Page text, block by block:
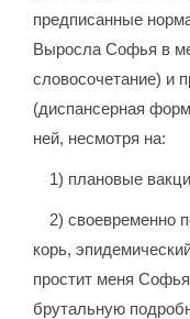
предписанные
Выросла Софья в
словосочетание) и
(диспансерная
ней, несмотря на:
1) плановые
2) своевременно
корь,
простит меня
брутальную